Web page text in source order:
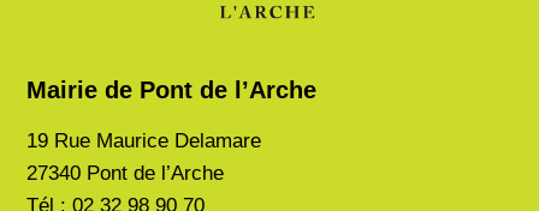
Mairie de Pont de l’Arche
19 Rue Maurice Delamare
27340 Pont de l’Arche
Tél : 02 32 98 90 70